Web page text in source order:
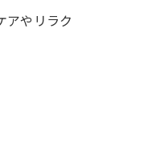
アやリラク